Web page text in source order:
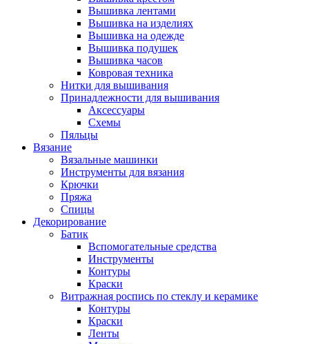
Вышивка лентами
Вышивка на изделиях
Вышивка на одежде
Вышивка подушек
Вышивка часов
Ковровая техника
Нитки для вышивания
Принадлежности для вышивания
Аксессуары
Схемы
Пяльцы
Вязание
Вязальные машинки
Инструменты для вязания
Крючки
Пряжа
Спицы
Декорирование
Батик
Вспомогательные средства
Инструменты
Контуры
Краски
Витражная роспись по стеклу и керамике
Контуры
Краски
Ленты